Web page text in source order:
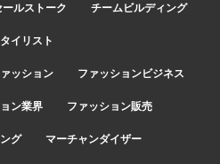
ールストーク チームビルディング
イリスト
ッション ファッションビジネス
ン業界 ファッション販売
グ マーチャンダイザー